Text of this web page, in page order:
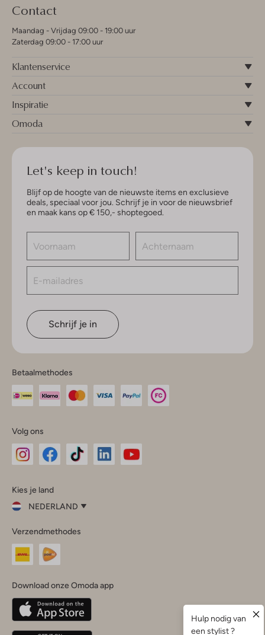
Contact
Maandag - Vrijdag 09:00 - 19:00 uur
Zaterdag 09:00 - 17:00 uur
Klantenservice
Account
Inspiratie
Omoda
Let's keep in touch!
Blijf op de hoogte van de nieuwste items en exclusieve
deals, speciaal voor jou. Schrijf je in voor de nieuwsbrief
en maak kans op € 150,- shoptegoed.
Schrijf je in
Betaalmethodes
Volg ons
InstagramFacebook
Kies je land
NEDERLAND
je
land
Nederland
Belgique(Français)
Deutschland
Verzendmethodes
Download onze Omoda app